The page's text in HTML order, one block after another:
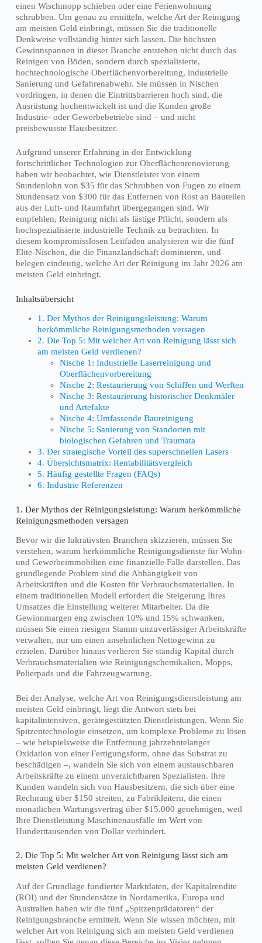
einen Wischmopp schieben oder eine Ferienwohnung
schrubben. Um genau zu ermitteln, welche Art der Reinigung
am meisten Geld einbringt, müssen Sie die traditionelle
Denkweise vollständig hinter sich lassen. Die höchsten
Gewinnspannen in dieser Branche entstehen nicht durch das
Reinigen von Böden, sondern durch spezialisierte,
hochtechnologische Oberflächenvorbereitung, industrielle
Sanierung und Gefahrenabwehr. Sie müssen in Nischen
vordringen, in denen die Eintrittsbarrieren hoch sind, die
Ausrüstung hochentwickelt ist und die Kunden große
Industrie- oder Gewerbebetriebe sind – und nicht
preisbewusste Hausbesitzer.
Aufgrund unserer Erfahrung in der Entwicklung
fortschrittlicher Technologien zur Oberflächenrenovierung
haben wir beobachtet, wie Dienstleister von einem
Stundenlohn von $35 für das Schrubben von Fugen zu einem
Stundensatz von $300 für das Entfernen von Rost an Bauteilen
aus der Luft- und Raumfahrt übergegangen sind. Wir
empfehlen, Reinigung nicht als lästige Pflicht, sondern als
hochspezialisierte industrielle Technik zu betrachten. In
diesem kompromisslosen Leitfaden analysieren wir die fünf
Elite-Nischen, die die Finanzlandschaft dominieren, und
belegen eindeutig, welche Art der Reinigung im Jahr 2026 am
meisten Geld einbringt.
Inhaltsübersicht
1. Der Mythos der Reinigungsleistung: Warum
herkömmliche Reinigungsmethoden versagen
2. Die Top 5: Mit welcher Art von Reinigung lässt sich
am meisten Geld verdienen?
Nische 1: Industrielle Laserreinigung und
Oberflächenvorbereitung
Nische 2: Restaurierung von Schiffen und Werften
Nische 3: Restaurierung historischer Denkmäler
und Artefakte
Nische 4: Umfassende Baureinigung
Nische 5: Sanierung von Standorten mit
biologischen Gefahren und Traumata
3. Der strategische Vorteil des superschnellen Lasers
4. Übersichtsmatrix: Rentabilitätsvergleich
5. Häufig gestellte Fragen (FAQs)
6. Industrie Referenzen
1. Der Mythos der Reinigungsleistung: Warum herkömmliche
Reinigungsmethoden versagen
Bevor wir die lukrativsten Branchen skizzieren, müssen Sie
verstehen, warum herkömmliche Reinigungsdienste für Wohn-
und Gewerbeimmobilien eine finanzielle Falle darstellen. Das
grundlegende Problem sind die Abhängigkeit von
Arbeitskräften und die Kosten für Verbrauchsmaterialien. In
einem traditionellen Modell erfordert die Steigerung Ihres
Umsatzes die Einstellung weiterer Mitarbeiter. Da die
Gewinnmargen eng zwischen 10% und 15% schwanken,
müssen Sie einen riesigen Stamm unzuverlässiger Arbeitskräfte
verwalten, nur um einen ansehnlichen Nettogewinn zu
erzielen. Darüber hinaus verlieren Sie ständig Kapital durch
Verbrauchsmaterialien wie Reinigungschemikalien, Mopps,
Polierpads und die Fahrzeugwartung.
Bei der Analyse, welche Art von Reinigungsdienstleistung am
meisten Geld einbringt, liegt die Antwort stets bei
kapitalintensiven, gerätegestützten Dienstleistungen. Wenn Sie
Spitzentechnologie einsetzen, um komplexe Probleme zu lösen
– wie beispielsweise die Entfernung jahrzehntelanger
Oxidation von einer Fertigungsform, ohne das Substrat zu
beschädigen –, wandeln Sie sich von einem austauschbaren
Arbeitskräfte zu einem unverzichtbaren Spezialisten. Ihre
Kunden wandeln sich von Hausbesitzern, die sich über eine
Rechnung über $150 streiten, zu Fabrikleitern, die einen
monatlichen Wartungsvertrag über $15.000 genehmigen, weil
Ihre Dienstleistung Maschinenausfälle im Wert von
Hunderttausenden von Dollar verhindert.
2. Die Top 5: Mit welcher Art von Reinigung lässt sich am
meisten Geld verdienen?
Auf der Grundlage fundierter Marktdaten, der Kapitalrendite
(ROI) und der Stundensätze in Nordamerika, Europa und
Australien haben wir die fünf „Spitzenprädatoren“ der
Reinigungsbranche ermittelt. Wenn Sie wissen möchten, mit
welcher Art von Reinigung sich am meisten Geld verdienen